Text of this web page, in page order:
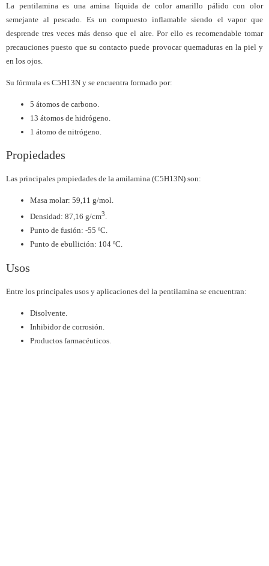
La pentilamina es una amina líquida de color amarillo pálido con olor
semejante al pescado. Es un compuesto inflamable siendo el vapor que
desprende tres veces más denso que el aire. Por ello es recomendable tomar
precauciones puesto que su contacto puede provocar quemaduras en la piel y
en los ojos.
Su fórmula es C5H13N y se encuentra formado por:
5 átomos de carbono.
13 átomos de hidrógeno.
1 átomo de nitrógeno.
Propiedades
Las principales propiedades de la amilamina (C5H13N) son:
Masa molar: 59,11 g/mol.
Densidad: 87,16 g/cm3.
Punto de fusión: -55 ºC.
Punto de ebullición: 104 ºC.
Usos
Entre los principales usos y aplicaciones del la pentilamina se encuentran:
Disolvente.
Inhibidor de corrosión.
Productos farmacéuticos.